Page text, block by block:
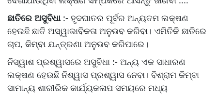
ଛାତିରେ ଅସୁବିଧା:- ହୃଦଘାତର ପୂର୍ବର ଅନ୍ୟତମ ଲକ୍ଷଣ
ହେଉଛି ଛାତି ଅସ୍ୱାଭାବିକତା ଅନୁଭବ କରିବା। ଏମିତିକି ଛାତିରେ
ଚାପ, କିମ୍ବା ଯନ୍ତ୍ରଣା ଅନୁଭବ କରିପାରେ।
ନିସ୍ୱାଶ ପ୍ରଶ୍ୱାସରେ ଅସୁବିଧା :- ଅନ୍ୟ ଏକ ସାଧାରଣ
ଲକ୍ଷଣ ହେଉଛି ନିଶ୍ୱାସ ପ୍ରଶ୍ୱାସ ନେବା। ବିଶ୍ରାମ କିମ୍ବା
ସାମାନ୍ୟ ଶାରୀରିକ କାର୍ଯ୍ୟକଳାପ ସମୟରେ ମଧ୍ୟ